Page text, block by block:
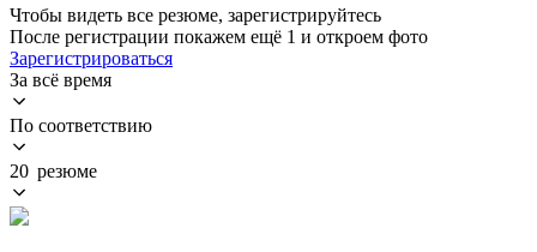
Чтобы видеть все резюме, зарегистрируйтесь
После регистрации покажем ещё 1 и откроем фото
Зарегистрироваться
За всё время
По соответствию
20 резюме